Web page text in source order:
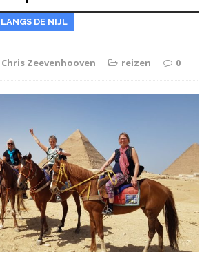
DE NIJL
Chris Zeevenhooven reizen 0